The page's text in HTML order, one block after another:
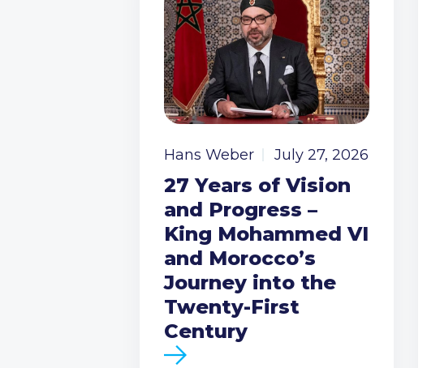
Hans Weber July 27, 2026
27 Years of Vision
and Progress –
King Mohammed VI
and Morocco’s
Journey into the
Twenty-First
Century